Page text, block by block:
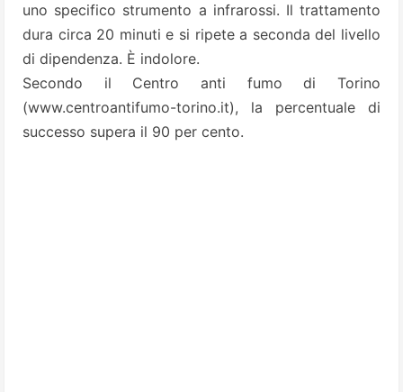
uno specifico strumento a infrarossi. Il trattamento
dura circa 20 minuti e si ripete a seconda del livello
di dipendenza. È indolore.
Secondo il Centro anti fumo di Torino
(www.centroantifumo-torino.it), la percentuale di
successo supera il 90 per cento.